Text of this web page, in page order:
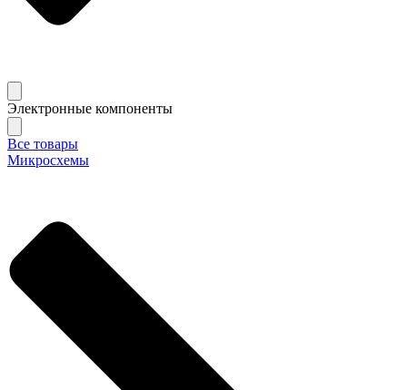
Электронные компоненты
Все товары
Микросхемы